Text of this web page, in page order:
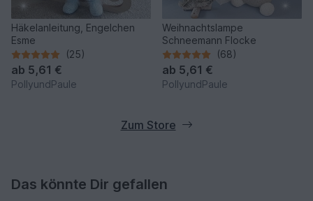
Häkelanleitung, Engelchen
Esme
(25)
ab 5,61 €
PollyundPaule
Weihnachtslampe
Schneemann Flocke
(68)
ab 5,61 €
PollyundPaule
Zum Store
Das könnte Dir gefallen